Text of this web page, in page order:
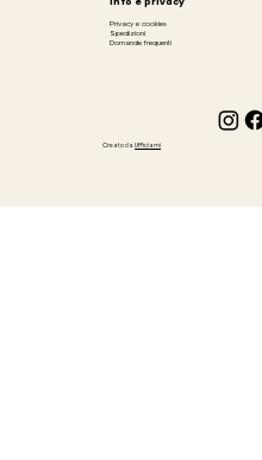
Privacy e cookies
Spedizioni
Domande frequenti
Creato da Ufficiami